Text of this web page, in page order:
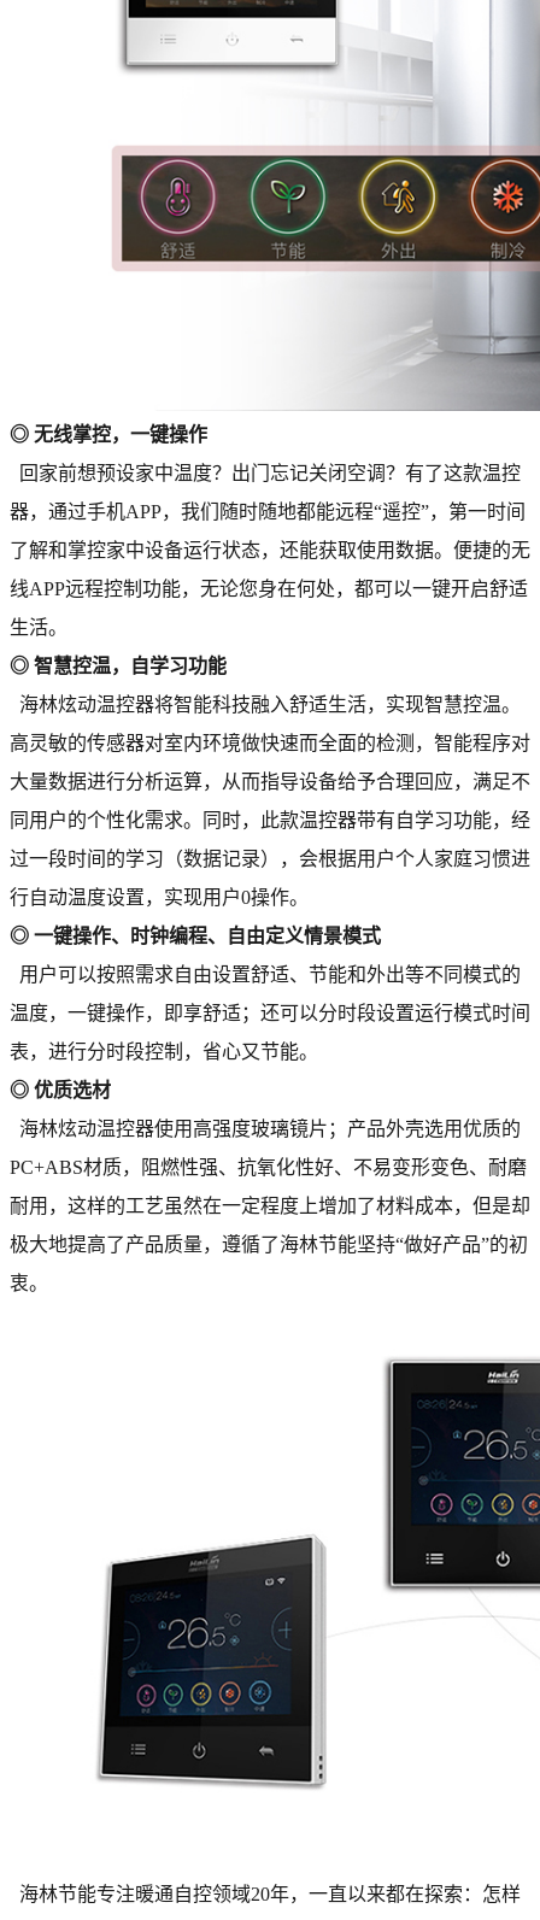
◎ 无线掌控，一键操作
回家前想预设家中温度？出门忘记关闭空调？有了这款温控
器，通过手机APP，我们随时随地都能远程“遥控”，第一时间
了解和掌控家中设备运行状态，还能获取使用数据。便捷的无
线APP远程控制功能，无论您身在何处，都可以一键开启舒适
生活。
◎ 智慧控温，自学习功能
海林炫动温控器将智能科技融入舒适生活，实现智慧控温。
高灵敏的传感器对室内环境做快速而全面的检测，智能程序对
大量数据进行分析运算，从而指导设备给予合理回应，满足不
同用户的个性化需求。同时，此款温控器带有自学习功能，经
过一段时间的学习（数据记录），会根据用户个人家庭习惯进
行自动温度设置，实现用户0操作。
◎ 一键操作、时钟编程、自由定义情景模式
用户可以按照需求自由设置舒适、节能和外出等不同模式的
温度，一键操作，即享舒适；还可以分时段设置运行模式时间
表，进行分时段控制，省心又节能。
◎ 优质选材
海林炫动温控器使用高强度玻璃镜片；产品外壳选用优质的
PC+ABS材质，阻燃性强、抗氧化性好、不易变形变色、耐磨
耐用，这样的工艺虽然在一定程度上增加了材料成本，但是却
极大地提高了产品质量，遵循了海林节能坚持“做好产品”的初
衷。
海林节能专注暖通自控领域20年，一直以来都在探索：怎样